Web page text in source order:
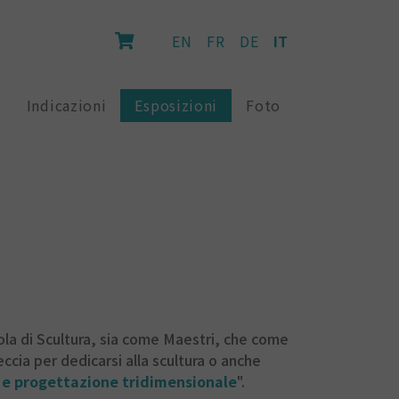
EN FR DE IT
Indicazioni Esposizioni Foto
di Scultura, sia come Maestri, che come
per dedicarsi alla scultura o anche
e progettazione tridimensionale".